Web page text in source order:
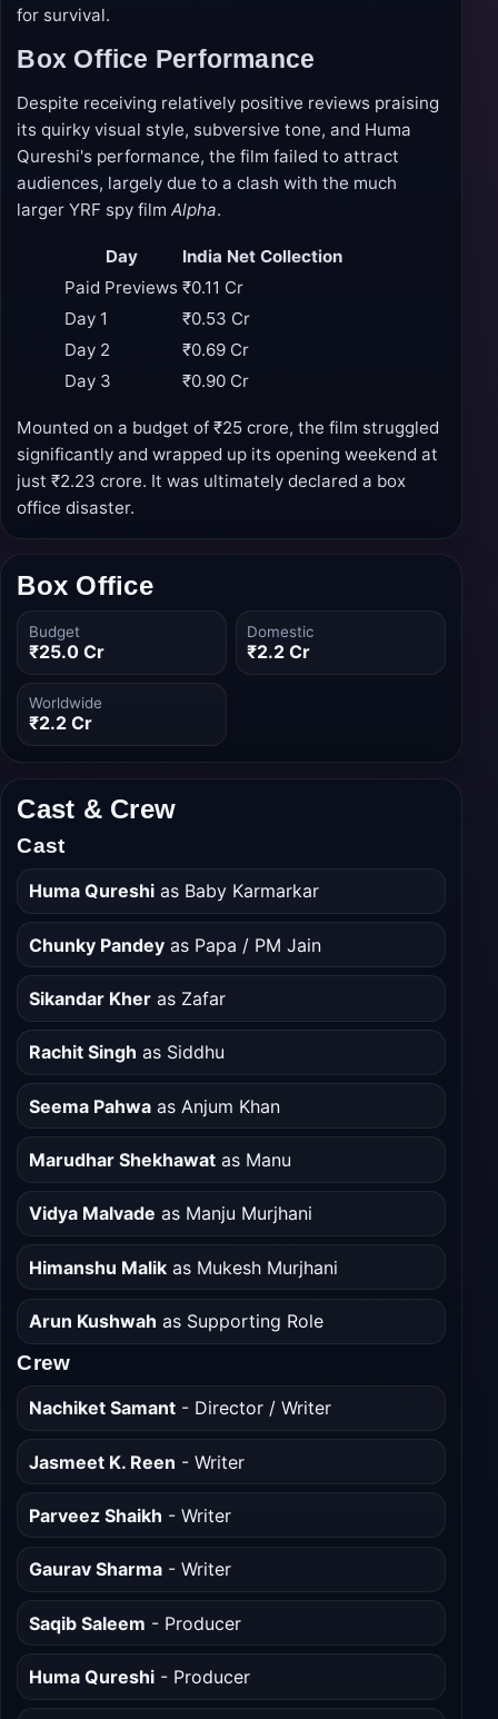
for survival.
Box Office Performance
Despite receiving relatively positive reviews praising
its quirky visual style, subversive tone, and Huma
Qureshi's performance, the film failed to attract
audiences, largely due to a clash with the much
larger YRF spy filmAlpha.
Day
India Net Collection
Paid Previews ₹0.11 Cr
Day 1
₹0.53 Cr
Day 2
₹0.69 Cr
Day 3
₹0.90 Cr
Mounted on a budget of ₹25 crore, the film struggled
significantly and wrapped up its opening weekend at
just ₹2.23 crore. It was ultimately declared a box
office disaster.
Box Office
Budget
₹25.0 Cr
Domestic
₹2.2 Cr
Worldwide
₹2.2 Cr
Cast & Crew
Cast
Huma Qureshias Baby Karmarkar
Chunky Pandeyas Papa / PM Jain
Sikandar Kheras Zafar
Rachit Singh as Siddhu
Seema Pahwaas Anjum Khan
Marudhar Shekhawatas Manu
Vidya Malvade as Manju Murjhani
Himanshu Malikas Mukesh Murjhani
Arun Kushwah as Supporting Role
Crew
Nachiket Samant- Director / Writer
Jasmeet K. Reen - Writer
Parveez Shaikh - Writer
Gaurav Sharma- Writer
Saqib Saleem - Producer
Huma Qureshi- Producer